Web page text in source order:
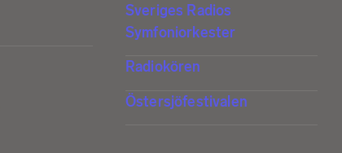
Sveriges Radios
Symfoniorkester
Radiokören
Östersjöfestivalen